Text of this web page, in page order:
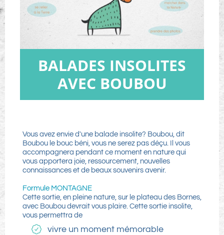
BALADES INSOLITES
AVEC BOUBOU
Vous avez envie d'une balade insolite? Boubou, dit
Boubou le bouc béni, vous ne serez pas déçu. Il vous
accompagnera pendant ce moment en nature qui
vous apportera joie, ressourcement, nouvelles
connaissances et de beaux souvenirs avenir.
Formule MONTAGNE
Cette sortie, en pleine nature, sur le plateau des Bornes,
avec Boubou devrait vous plaire. Cette sortie insolite,
vous permettra de
vivre un moment mémorable